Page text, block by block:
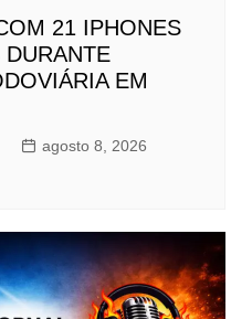
21 IPHONES
EM
agosto 8, 2026